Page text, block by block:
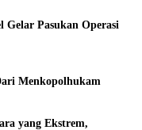
Pasukan Operasi
Menkopolhukam
yang Ekstrem,